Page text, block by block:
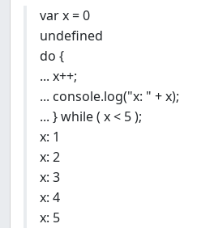
var x = 0
undefined
do {
... x++;
... console.log("x: " + x);
... } while ( x < 5 );
x: 1
x: 2
x: 3
x: 4
x: 5